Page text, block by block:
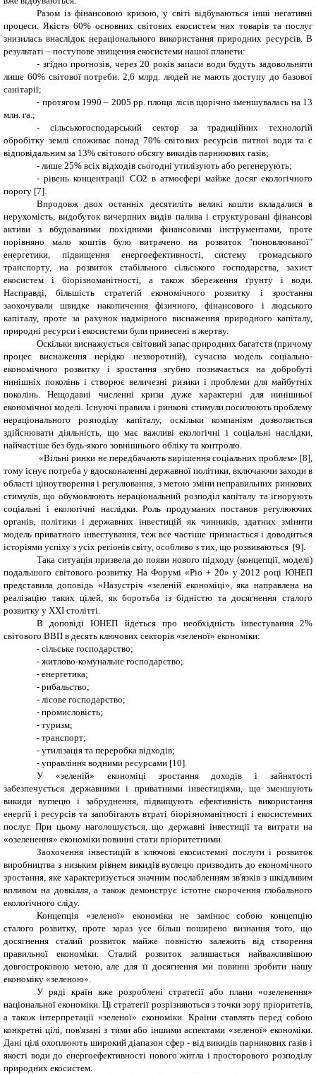
Разом із фінансовою кризою, у світі відбуваються інші негативні
процеси. Якість 60% основних світових екосистем них товарів та послуг
знизилась внаслідок нераціонального використання природних ресурсів. В
результаті – поступове знищення екосистеми нашої планети:
- згідно прогнозів, через 20 років запаси води будуть задовольняти
лише 60% світової потреби. 2,6 млрд. людей не мають доступу до базової
санітарії;
- протягом 1990 – 2005 рр. площа лісів щорічно зменшувалась на 13
млн. га.;
- сільськогосподарський сектор за традиційних технологій
обробітку землі споживає понад 70% світових ресурсів питної води та є
відповідальним за 13% світового обсягу викидів парникових газів;
- лише 25% всіх відходів сьогодні утилізують або регенерують;
- рівень концентрації CO2 в атмосфері майже досяг екологічного
порогу [7]
Впродовж двох останніх десятиліть великі кошти вкладалися в
нерухомість, видобуток вичерпних видів палива і структуровані фінансові
активи з вбудованими похідними фінансовими інструментами, проте
порівняно мало коштів було витрачено на розвиток "поновлюваної"
енергетики, підвищення енергоефективності, систему громадського
транспорту, на розвиток стабільного сільського господарства, захист
екосистем і біорізноманітності, а також збереження ґрунту і води.
Насправді, більшість стратегій економічного розвитку і зростання
заохочували швидке накопичення фізичного, фінансового і людського
капіталу, проте за рахунок надмірного виснаження природного капіталу,
природні ресурси і екосистеми були принесені в жертву.
Оскільки виснажується світовий запас природних багатств (причому
процес виснаження нерідко незворотній), сучасна модель соціально-
економічного розвитку і зростання згубно позначається на добробуті
нинішніх поколінь і створює величезні ризики і проблеми для майбутніх
поколінь. Нещодавні численні кризи дуже характерні для нинішньої
економічної моделі. Існуючі правила і ринкові стимули посилюють проблему
нераціонального розподілу капіталу, оскільки компаніям дозволяється
здійснювати діяльність, що має важливі екологічні і соціальні наслідки,
найчастіше без будь-якого зовнішнього обліку та контролю.
«Вільні ринки не передбачають вирішення соціальних проблем» [8],
тому існує потреба у вдосконаленні державної політики, включаючи заходи в
області ціноутворення і регулювання, з метою зміни неправильних ринкових
стимулів, що обумовлюють нераціональний розподіл капіталу та ігнорують
соціальні і екологічні наслідки. Роль продуманих постанов регулюючих
органів, політики і державних інвестицій як чинників, здатних змінити
модель приватного інвестування, теж все частіше признається і доводиться
історіями успіху з усіх регіонів світу, особливо з тих, що розвиваються [9].
Така ситуація призвела до появи нового підходу (концепції, моделі)
подальшого світового розвитку. На Форумі «Ріо + 20» у 2012 році ЮНЕП
представила доповідь «Назустріч «зеленій економіці», яка направлена на
реалізацію таких цілей, як боротьба із бідністю та досягнення сталого
розвитку у ХХІ столітті.
В доповіді ЮНЕП йдеться про необхідність інвестування 2%
світового ВВП в десять ключових секторів «зеленої» економіки:
- сільське господарство;
- житлово-комунальне господарство;
- енергетика;
- рибальство;
- лісове господарство;
- промисловість;
- туризм;
- транспорт;
- утилізація та переробка відходів;
- управління водними ресурсами [10].
У «зеленій» економіці зростання доходів і зайнятості
забезпечується державними і приватними інвестиціями, що зменшують
викиди вуглецю і забруднення, підвищують ефективність використання
енергії і ресурсів та запобігають втраті біорізноманітності і екосистемних
послуг. При цьому наголошується, що державні інвестиції та витрати на
«озеленення» економіки повинні стати пріоритетними.
Заохочення інвестицій в ключові екосистемні послуги і розвиток
виробництва з низьким рівнем викидів вуглецю призводить до економічного
зростання, яке характеризується значним послабленням зв'язків з шкідливим
впливом на довкілля, а також демонструє істотне скорочення глобального
екологічного сліду.
Концепція «зеленої» економіки не замінює собою концепцію
сталого розвитку, проте зараз усе більш поширено визнання того, що
досягнення сталий розвиток майже повністю залежить від створення
правильної економіки. Сталий розвиток залишається найважливішою
довгостроковою метою, але для її досягнення ми повинні зробити нашу
економіку «зеленою».
У ряді країн вже розроблені стратегії або плани «озеленення»
національної економіки. Ці стратегії розрізняються з точки зору пріоритетів,
а також інтерпретації «зеленої» економіки. Країни ставлять перед собою
конкретні цілі, пов'язані з тими або іншими аспектами «зеленої» економіки.
Дані цілі охоплюють широкий діапазон сфер - від викидів парникових газів і
якості води до енергоефективності нового житла і просторового розподілу
природних екосистем.